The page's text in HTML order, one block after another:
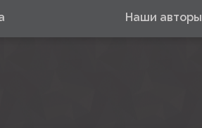
Наши авторы